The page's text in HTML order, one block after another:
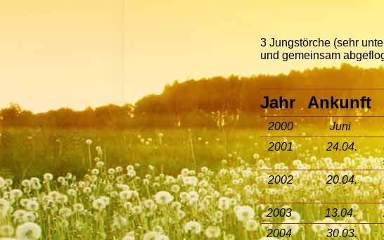
3 Jungstörche (sehr
und gemeinsam
Jahr Ankunft
2000 Juni
2001
24.04.
2002 20.04.
2003 13.04.
2004
30.03.